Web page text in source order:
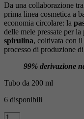
Da una collaborazione
prima linea cosmetica a
economia circolare: la
delle mele pressate per
spirulina, coltivata con
processo di produzione di
99% derivazione
Tubo da 200 ml
6 disponibili
Crema